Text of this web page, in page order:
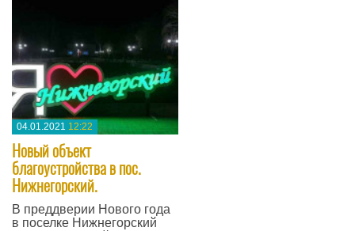
04.01.2021 12:22
Новый объект
благоустройства в пос.
Нижнегорский.
В преддверии Нового года
в поселке Нижнегорский